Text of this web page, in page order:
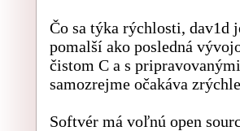
Čo sa týka rýchlosti, dav1d
pomalší ako posledná
čistom C a s
samozrejme očakáva
Softvér má voľnú open